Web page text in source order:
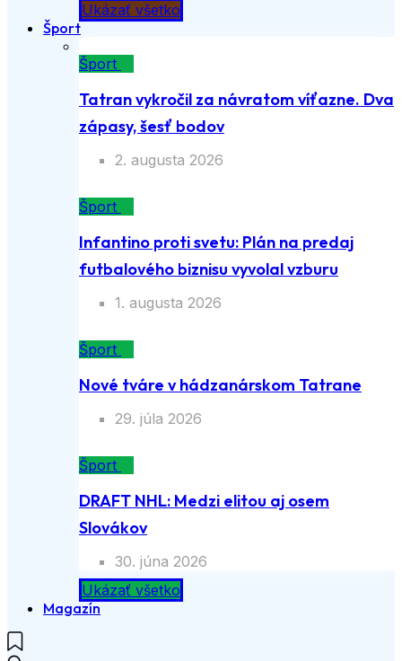
Ukázať všetko
Šport
Šport
Tatran vykročil za návratom víťazne. Dva
zápasy, šesť bodov
2. augusta 2026
Šport
Infantino proti svetu: Plán na predaj
futbalového biznisu vyvolal vzburu
1. augusta 2026
Šport
Nové tváre v hádzanárskom Tatrane
29. júla 2026
Šport
DRAFT NHL: Medzi elitou aj osem
Slovákov
30. júna 2026
Ukázať všetko
Magazín